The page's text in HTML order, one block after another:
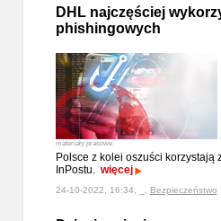
DHL najczęściej
phishingowych
materiały prasowe
Polsce z kolei oszuści korzystają
InPostu. więcej
24-10-2022, 16:34, _, Bezpieczeństwo